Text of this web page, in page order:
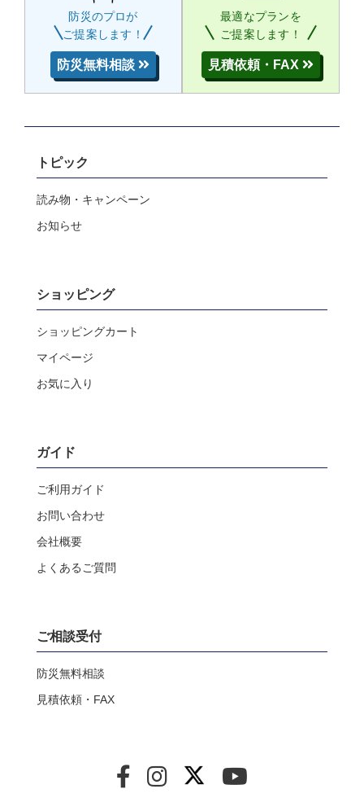
防災のプロが
ご提案します！
防災無料相談
最適なプランを
ご提案します！
見積依頼・FAX
トピック
読み物・キャンペーン
お知らせ
ショッピング
ショッピングカート
マイページ
お気に入り
ガイド
ご利用ガイド
お問い合わせ
会社概要
よくあるご質問
ご相談受付
防災無料相談
見積依頼・FAX